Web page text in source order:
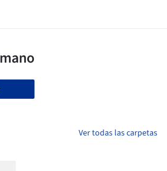
Ver todas las carpetas